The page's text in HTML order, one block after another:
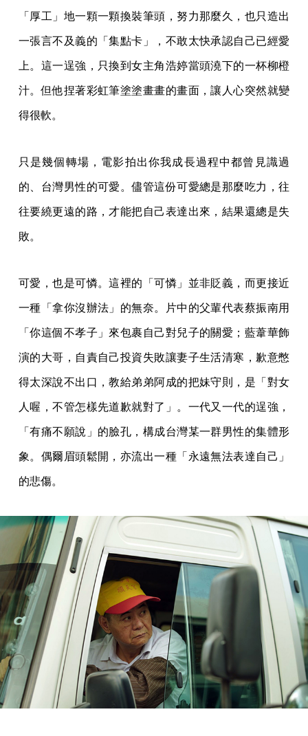
「厚工」地一顆一顆換裝筆頭，努力那麼久，也只造出
一張言不及義的「集點卡」，不敢太快承認自己已經愛
上。這一逞強，只換到女主角浩婷當頭澆下的一杯柳橙
汁。但他捏著彩虹筆塗塗畫畫的畫面，讓人心突然就變
得很軟。
只是幾個轉場，電影拍出你我成長過程中都曾見識過
的、台灣男性的可愛。儘管這份可愛總是那麼吃力，往
往要繞更遠的路，才能把自己表達出來，結果還總是失
敗。
可愛，也是可憐。這裡的「可憐」並非貶義，而更接近
一種「拿你沒辦法」的無奈。片中的父輩代表蔡振南用
「你這個不孝子」來包裹自己對兒子的關愛；藍葦華飾
演的大哥，自責自己投資失敗讓妻子生活清寒，歉意憋
得太深說不出口，教給弟弟阿成的把妹守則，是「對女
人喔，不管怎樣先道歉就對了」。一代又一代的逞強，
「有痛不願說」的臉孔，構成台灣某一群男性的集體形
象。偶爾眉頭鬆開，亦流出一種「永遠無法表達自己」
的悲傷。